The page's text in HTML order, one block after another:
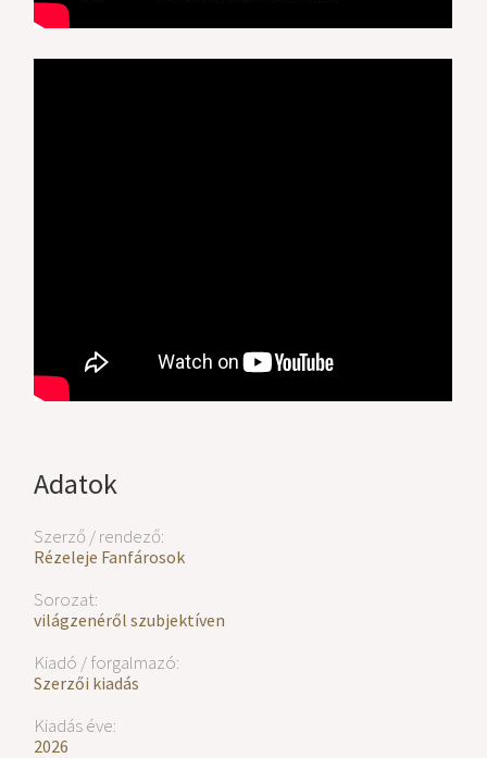
Adatok
Szerző / rendező:
Rézeleje Fanfárosok
Sorozat:
világzenéről szubjektíven
Kiadó / forgalmazó:
Szerzői kiadás
Kiadás éve:
2026